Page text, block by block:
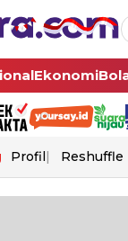
Ekonomi
Profil Reshuffle